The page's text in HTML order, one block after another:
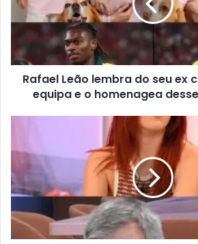
Rafael Leão lembra do seu ex
equipa e o homenagea